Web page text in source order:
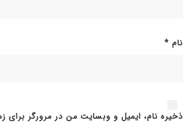
نام *
ذخیره نام، ایمیل و وبسایت من در مرورگر برای